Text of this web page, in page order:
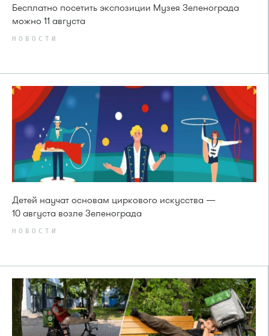
Бесплатно посетить экспозиции Музея Зеленограда
можно 11 августа
НОВОСТИ
Детей научат основам циркового искусства —
10 августа возле Зеленограда
НОВОСТИ